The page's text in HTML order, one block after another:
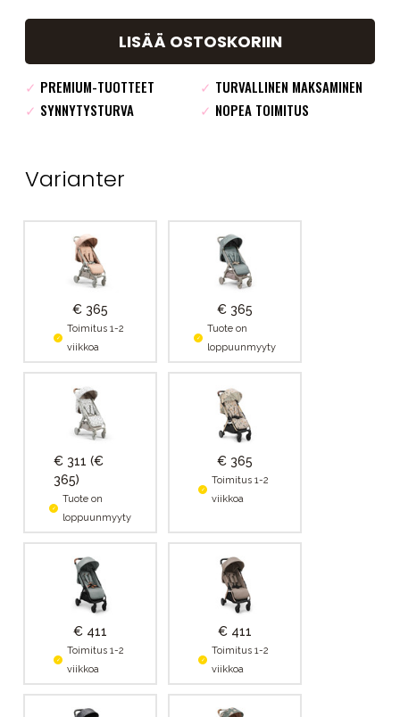
LISÄÄ OSTOSKORIIN
✓ PREMIUM-TUOTTEET ✓ TURVALLINEN MAKSAMINEN
✓ SYNNYTYSTURVA ✓ NOPEA TOIMITUS
Varianter
€ 365
Toimitus 1-2
viikkoa
€ 365
Tuote on
loppuunmyyty
€ 311 (€
365)
Tuote on
loppuunmyyty
€ 365
Toimitus 1-2
viikkoa
€ 411
Toimitus 1-2
viikkoa
€ 411
Toimitus 1-2
viikkoa